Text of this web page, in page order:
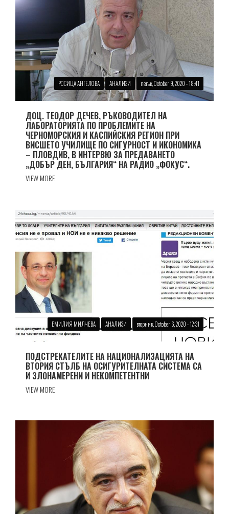
РОСИЦА АНГЕЛОВА АНАЛИЗИ петък, October 9, 2020 - 18:41
ДОЦ. ТЕОДОР ДЕЧЕВ, РЪКОВОДИТЕЛ НА
ЛАБОРАТОРИЯТА ПО ПРОБЛЕМИТЕ НА
ЧЕРНОМОРСКИЯ И КАСПИЙСКИЯ РЕГИОН ПРИ
ВИСШЕТО УЧИЛИЩЕ ПО СИГУРНОСТ И ИКОНОМИКА
– ПЛОВДИВ, В ИНТЕРВЮ ЗА ПРЕДАВАНЕТО
„ДОБЪР ДЕН, БЪЛГАРИЯ“ НА РАДИО „ФОКУС“.
VIEW MORE
ЕМИЛИЯ МИЛЧЕВА АНАЛИЗИ вторник, October 6, 2020 - 12:31
ПОДСТРЕКАТЕЛИТЕ НА НАЦИОНАЛИЗАЦИЯТА НА
ВТОРИЯ СТЪЛБ НА ОСИГУРИТЕЛНАТА СИСТЕМА СА
И ЗЛОНАМЕРЕНИ И НЕКОМПЕТЕНТНИ
VIEW MORE